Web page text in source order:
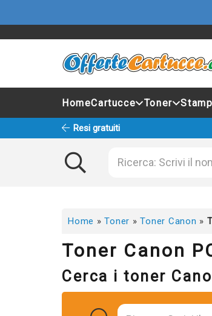
HomeCartucce Toner
Resi gratuiti
Home »Toner »Toner Canon »
Toner Canon
Cerca i toner